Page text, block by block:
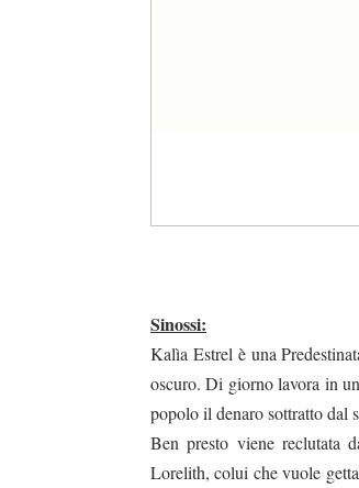
Sinossi:
Kalìa Estrel è una
oscuro. Di giorno lavora in
popolo il denaro sottratto dal
Ben presto viene reclutata
Lorelith, colui che vuole